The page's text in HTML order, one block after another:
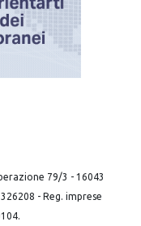
79/3 - 16043
326208 - Reg. imprese